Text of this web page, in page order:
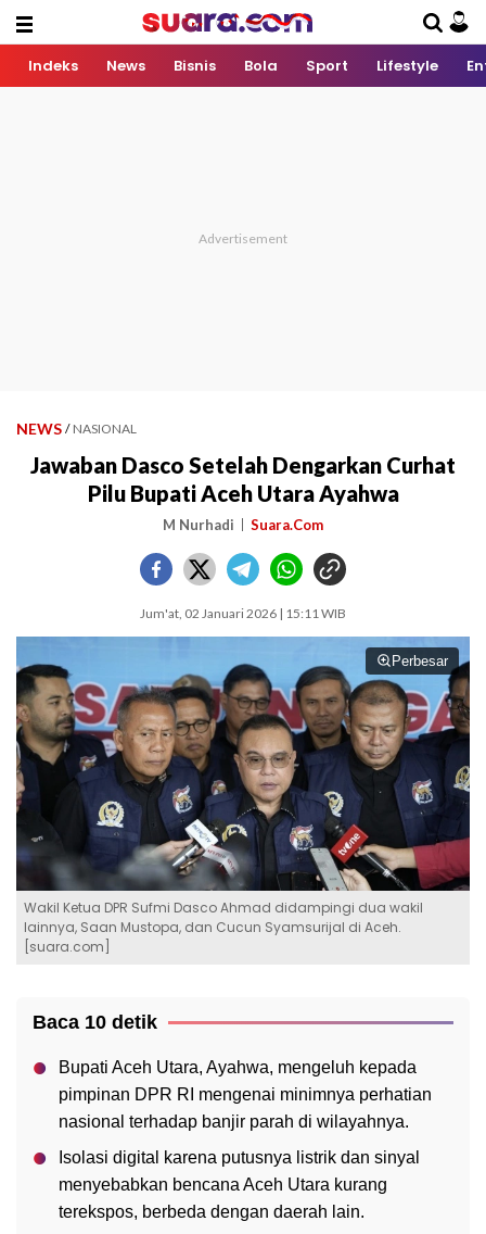
Indeks News Bisnis Bola Sport Lifestyle
NEWS / NASIONAL
Jawaban Dasco Setelah Dengarkan Curhat
Pilu Bupati Aceh Utara Ayahwa
M Nurhadi Suara.Com
Jum'at, 02 Januari 2026 | 15:11 WIB
Perbesar
Wakil Ketua DPR Sufmi Dasco Ahmad didampingi dua wakil
lainnya, Saan Mustopa, dan Cucun Syamsurijal di Aceh.
[suara.com]
Baca 10 detik
Bupati Aceh Utara, Ayahwa, mengeluh kepada
pimpinan DPR RI mengenai minimnya perhatian
nasional terhadap banjir parah di wilayahnya.
Isolasi digital karena putusnya listrik dan sinyal
menyebabkan bencana Aceh Utara kurang
terekspos, berbeda dengan daerah lain.